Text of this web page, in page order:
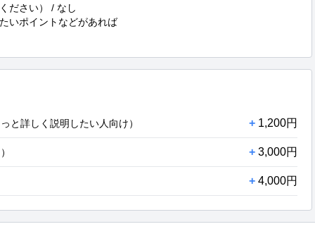
ださい） / なし
いポイントなどがあれば
と詳しく説明したい人向け） + 1,200円
+ 3,000円
+ 4,000円